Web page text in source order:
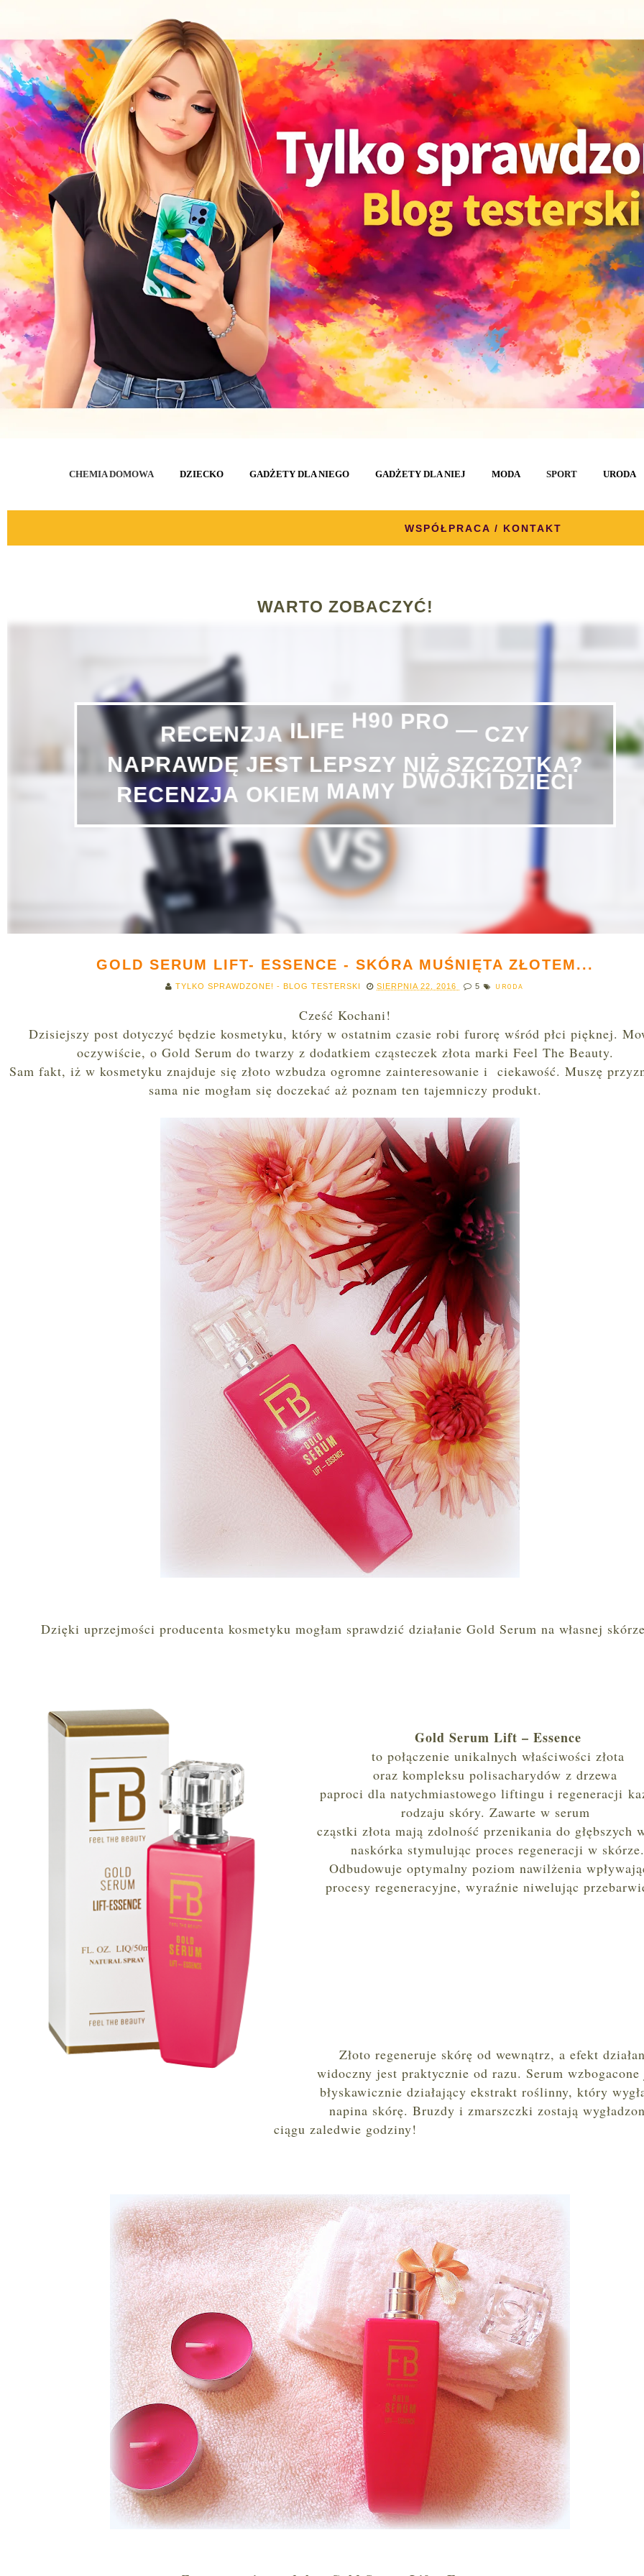
CHEMIA DOMOWA DZIECKO GADŻETY DLA NIEGO GADŻETY DLA NIEJ MODA SPORT URODA
WSPÓŁPRACA / KONTAKT
WARTO ZOBACZYĆ!
RECENZJA ILIFE H90 PRO — CZY
NAPRAWDĘ JEST LEPSZY NIŻ SZCZOTKA?
RECENZJA OKIEM MAMY DWÓJKI DZIECI
GOLD SERUM LIFT- ESSENCE - SKÓRA MUŚNIĘTA ZŁOTEM...
TYLKO SPRAWDZONE! - BLOG TESTERSKI SIERPNIA 22, 2016 5 URODA
Cześć Kochani!
Dzisiejszy post dotyczyć będzie kosmetyku, który w ostatnim czasie robi furorę wśród płci pięknej.
oczywiście, o Gold Serum do twarzy z dodatkiem cząsteczek złota marki Feel The Beauty.
Sam fakt, iż w kosmetyku znajduje się złoto wzbudza ogromne zainteresowanie i ciekawość. Muszę
sama nie mogłam się doczekać aż poznam ten tajemniczy produkt.
Dzięki uprzejmości producenta kosmetyku mogłam sprawdzić działanie Gold Serum na własnej
Gold Serum Lift – Essence
to połączenie unikalnych właściwości złota
oraz kompleksu polisacharydów z drzewa
paproci dla natychmiastowego liftingu i regeneracji
rodzaju skóry. Zawarte w serum
cząstki złota mają zdolność przenikania do głębszych
naskórka stymulując proces regeneracji w skórze.
Odbudowuje optymalny poziom nawilżenia
procesy regeneracyjne, wyraźnie niwelując
Złoto regeneruje skórę od wewnątrz, a efekt
widoczny jest praktycznie od razu. Serum
błyskawicznie działający ekstrakt roślinny, który
napina skórę. Bruzdy i zmarszczki zostają
ciągu zaledwie godziny!